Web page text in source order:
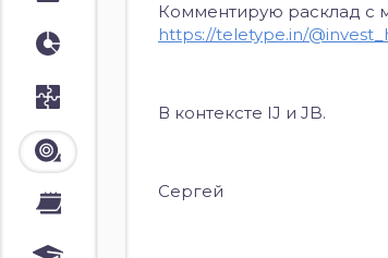
Аналитика
Лента
Комментирую расклад с
https://teletype.in/
В контексте IJ и JB.
Сергей